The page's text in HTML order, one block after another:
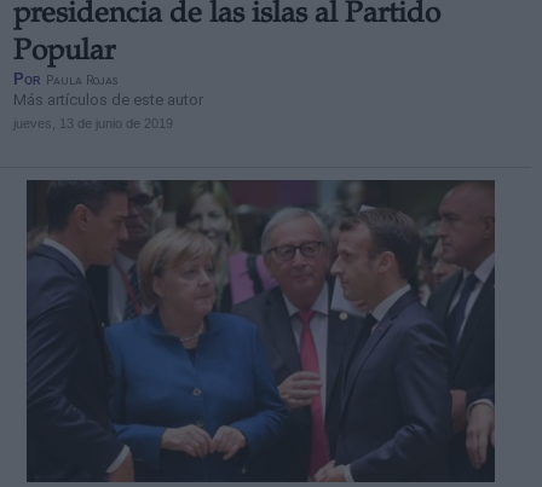
presidencia de las islas al Partido
Popular
Por Paula Rojas
Más artículos de este autor
jueves, 13 de junio de 2019